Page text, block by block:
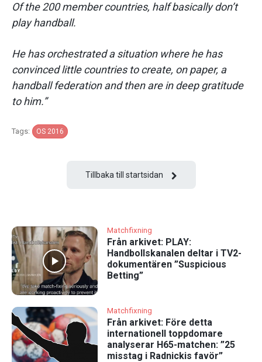
Of the 200 member countries, half basically don’t
play handball.
He has orchestrated a situation where he has
convinced little countries to create, on paper, a
handball federation and then are in deep gratitude
to him.”
Tags: OS 2016
Tillbaka till startsidan
Matchfixning
Från arkivet: PLAY:
Handbollskanalen deltar i TV2-
dokumentären ”Suspicious
Betting”
Matchfixning
Från arkivet: Före detta
internationell toppdomare
analyserar H65-matchen: ”25
misstag i Radnickis favör”